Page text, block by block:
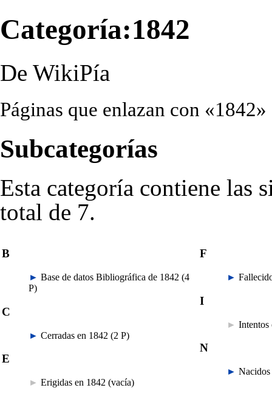
Categoría:1842
De WikiPía
Páginas que enlazan con «1842»
Subcategorías
Esta categoría contiene las
total de 7.
B
► Base de datos Bibliográfica de 1842 (4
P)
C
► Cerradas en 1842 (2 P)
E
► Erigidas en 1842 (vacía)
F
►
I
► Intentos
N
►